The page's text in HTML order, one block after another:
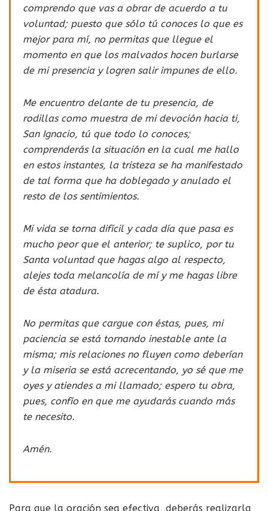
comprendo que vas a obrar de acuerdo a tu
voluntad; puesto que sólo tú conoces lo que es
mejor para mí, no permitas que llegue el
momento en que los malvados hocen burlarse
de mi presencia y logren salir impunes de ello.
Me encuentro delante de tu presencia, de
rodillas como muestra de mi devoción hacia ti,
San Ignacio, tú que todo lo conoces;
comprenderás la situación en la cual me hallo
en estos instantes, la tristeza se ha manifestado
de tal forma que ha doblegado y anulado el
resto de los sentimientos.
Mi vida se torna difícil y cada día que pasa es
mucho peor que el anterior; te suplico, por tu
Santa voluntad que hagas algo al respecto,
alejes toda melancolía de mí y me hagas libre
de ésta atadura.
No permitas que cargue con éstas, pues, mi
paciencia se está tornando inestable ante la
misma; mis relaciones no fluyen como deberían
y la miseria se está acrecentando, yo sé que me
oyes y atiendes a mi llamado; espero tu obra,
pues, confío en que me ayudarás cuando más
te necesito.
Amén.
Para que la oración sea efectiva, deberás realizarla